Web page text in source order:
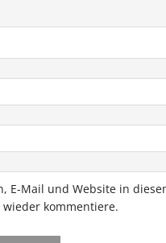
E-Mail und Website in
kommentiere.